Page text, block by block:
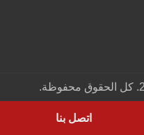
اتصل بنا